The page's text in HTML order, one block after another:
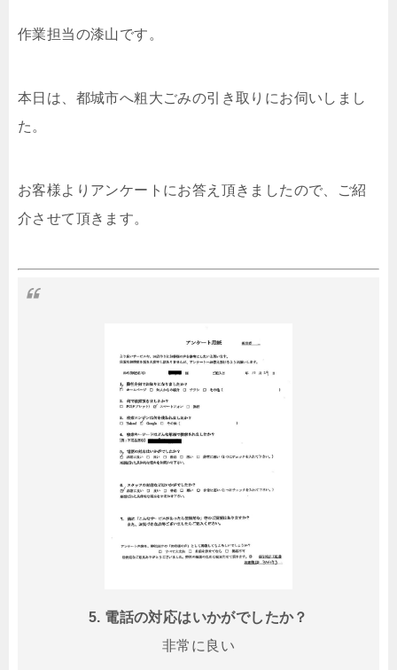
作業担当の漆山です。
本日は、都城市へ粗大ごみの引き取りにお伺いしまし
た。
お客様よりアンケートにお答え頂きましたので、ご紹
介させて頂きます。
5. 電話の対応はいかがでしたか？
非常に良い